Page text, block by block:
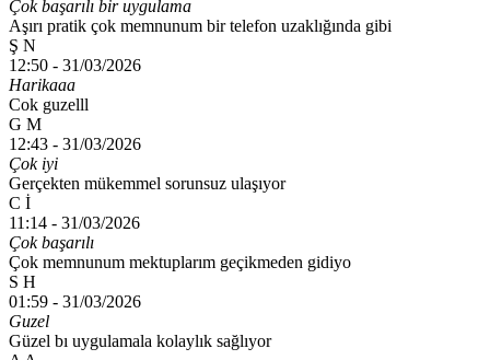
Çok başarılı bir uygulama
Aşırı pratik çok memnunum bir telefon uzaklığında gibi
Ş N
12:50 - 31/03/2026
Harikaaa
Cok guzelll
G M
12:43 - 31/03/2026
Çok iyi
Gerçekten mükemmel sorunsuz ulaşıyor
C İ
11:14 - 31/03/2026
Çok başarılı
Çok memnunum mektuplarım geçikmeden gidiyo
S H
01:59 - 31/03/2026
Guzel
Güzel bı uygulamala kolaylık sağlıyor